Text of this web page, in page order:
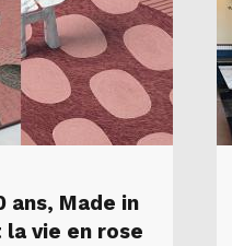
ans, Made in
la vie en rose